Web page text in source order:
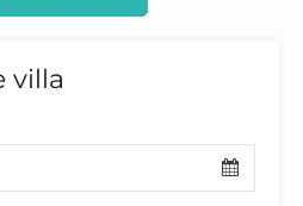
villa